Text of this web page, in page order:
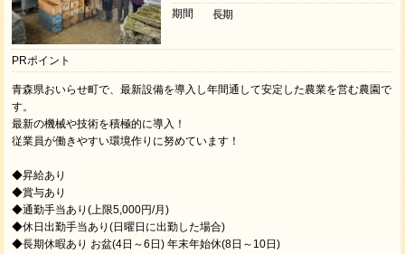
期間
長期
PRポイント
青森県おいらせ町で、最新設備を導入し年間通して安定した農業を営む農園で
す。
最新の機械や技術を積極的に導入！
従業員が働きやすい環境作りに努めています！
◆昇給あり
◆賞与あり
◆通勤手当あり(上限5,000円/月)
◆休日出勤手当あり(日曜日に出勤した場合)
◆長期休暇あり お盆(4日～6日) 年末年始休(8日～10日)